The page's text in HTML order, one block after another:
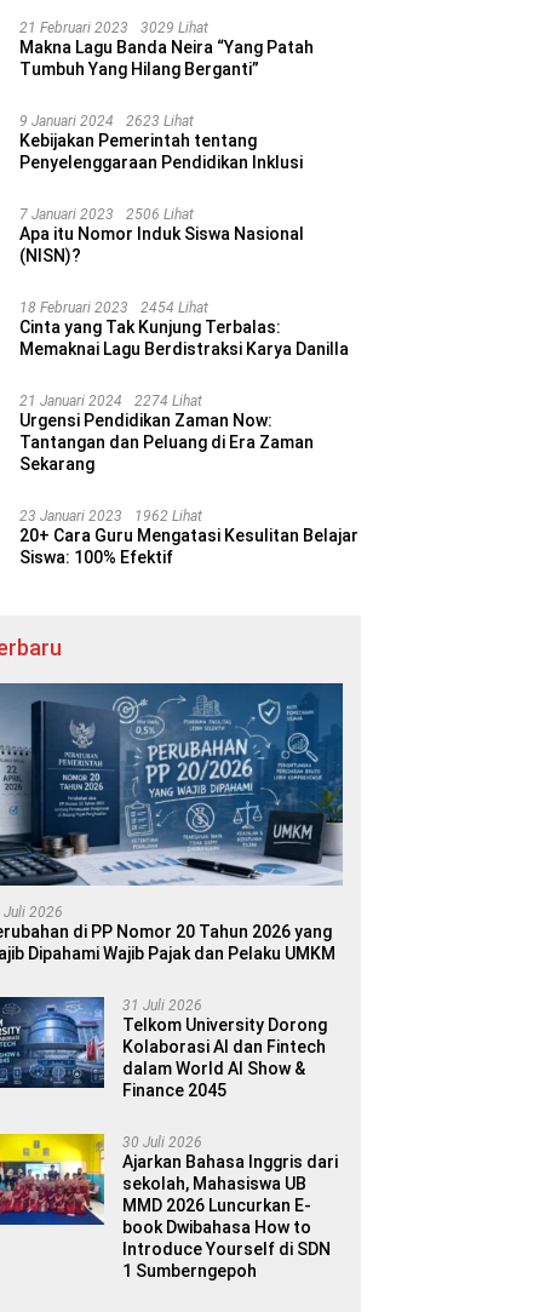
21 Februari 2023 3029 Lihat
Makna Lagu Banda Neira “Yang Patah
Tumbuh Yang Hilang Berganti”
9 Januari 2024 2623 Lihat
Kebijakan Pemerintah tentang
Penyelenggaraan Pendidikan Inklusi
7 Januari 2023 2506 Lihat
Apa itu Nomor Induk Siswa Nasional
(NISN)?
18 Februari 2023 2454 Lihat
Cinta yang Tak Kunjung Terbalas:
Memaknai Lagu Berdistraksi Karya Danilla
21 Januari 2024 2274 Lihat
Urgensi Pendidikan Zaman Now:
Tantangan dan Peluang di Era Zaman
Sekarang
23 Januari 2023 1962 Lihat
20+ Cara Guru Mengatasi Kesulitan Belajar
Siswa: 100% Efektif
Juli 2026
di PP Nomor 20 Tahun 2026 yang
Dipahami Wajib Pajak dan Pelaku UMKM
31 Juli 2026
Telkom University Dorong
Kolaborasi AI dan Fintech
dalam World AI Show &
Finance 2045
30 Juli 2026
Ajarkan Bahasa Inggris dari
sekolah, Mahasiswa UB
MMD 2026 Luncurkan E-
book Dwibahasa How to
Introduce Yourself di SDN
1 Sumberngepoh